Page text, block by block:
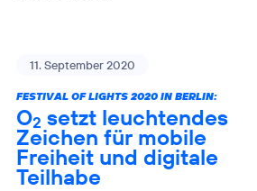
11. September 2020
FESTIVAL OF LIGHTS 2020 IN BERLIN:
O2 setzt leuchtendes
Zeichen für mobile
Freiheit und digitale
Teilhabe